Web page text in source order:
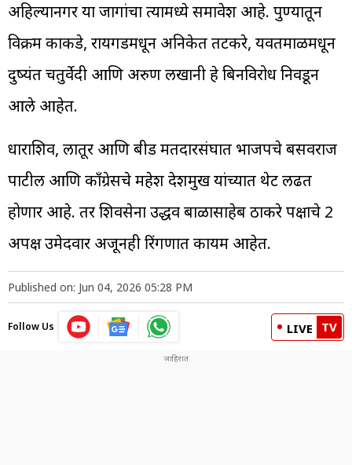
अहिल्यानगर या जागांचा त्यामध्ये समावेश आहे. पुण्यातून
विक्रम काकडे, रायगडमधून अनिकेत तटकरे, यवतमाळमधून
दुष्यंत चतुर्वेदी आणि अरुण लखानी हे बिनविरोध निवडून
आले आहेत.
धाराशिव, लातूर आणि बीड मतदारसंघात भाजपचे बसवराज
पाटील आणि काँग्रेसचे महेश देशमुख यांच्यात थेट लढत
होणार आहे. तर शिवसेना उद्धव बाळासाहेब ठाकरे पक्षाचे 2
अपक्ष उमेदवार अजूनही रिंगणात कायम आहेत.
Published on: Jun 04, 2026 05:28 PM
Follow Us LIVE TV